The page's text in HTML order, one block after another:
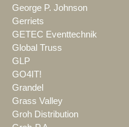
George P. Johnson
Gerriets
GETEC Eventtechnik
Global Truss
GLP
GO4IT!
Grandel
Grass Valley
Groh Distribution